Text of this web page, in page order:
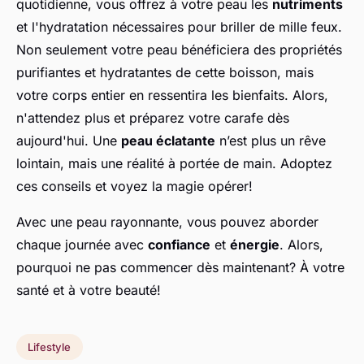
quotidienne, vous offrez à votre peau les nutriments
et l'hydratation nécessaires pour briller de mille feux.
Non seulement votre peau bénéficiera des propriétés
purifiantes et hydratantes de cette boisson, mais
votre corps entier en ressentira les bienfaits. Alors,
n'attendez plus et préparez votre carafe dès
aujourd'hui. Une peau éclatante n’est plus un rêve
lointain, mais une réalité à portée de main. Adoptez
ces conseils et voyez la magie opérer!
Avec une peau rayonnante, vous pouvez aborder
chaque journée avec confiance et énergie. Alors,
pourquoi ne pas commencer dès maintenant? À votre
santé et à votre beauté!
Lifestyle